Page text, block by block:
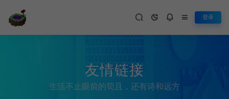
登录
友情链接
生活不止眼前的苟且，还有诗和远方